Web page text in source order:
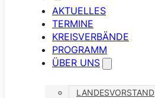
AKTUELLES
TERMINE
KREISVERBÄNDE
PROGRAMM
ÜBER UNS
LANDESVORSTAND